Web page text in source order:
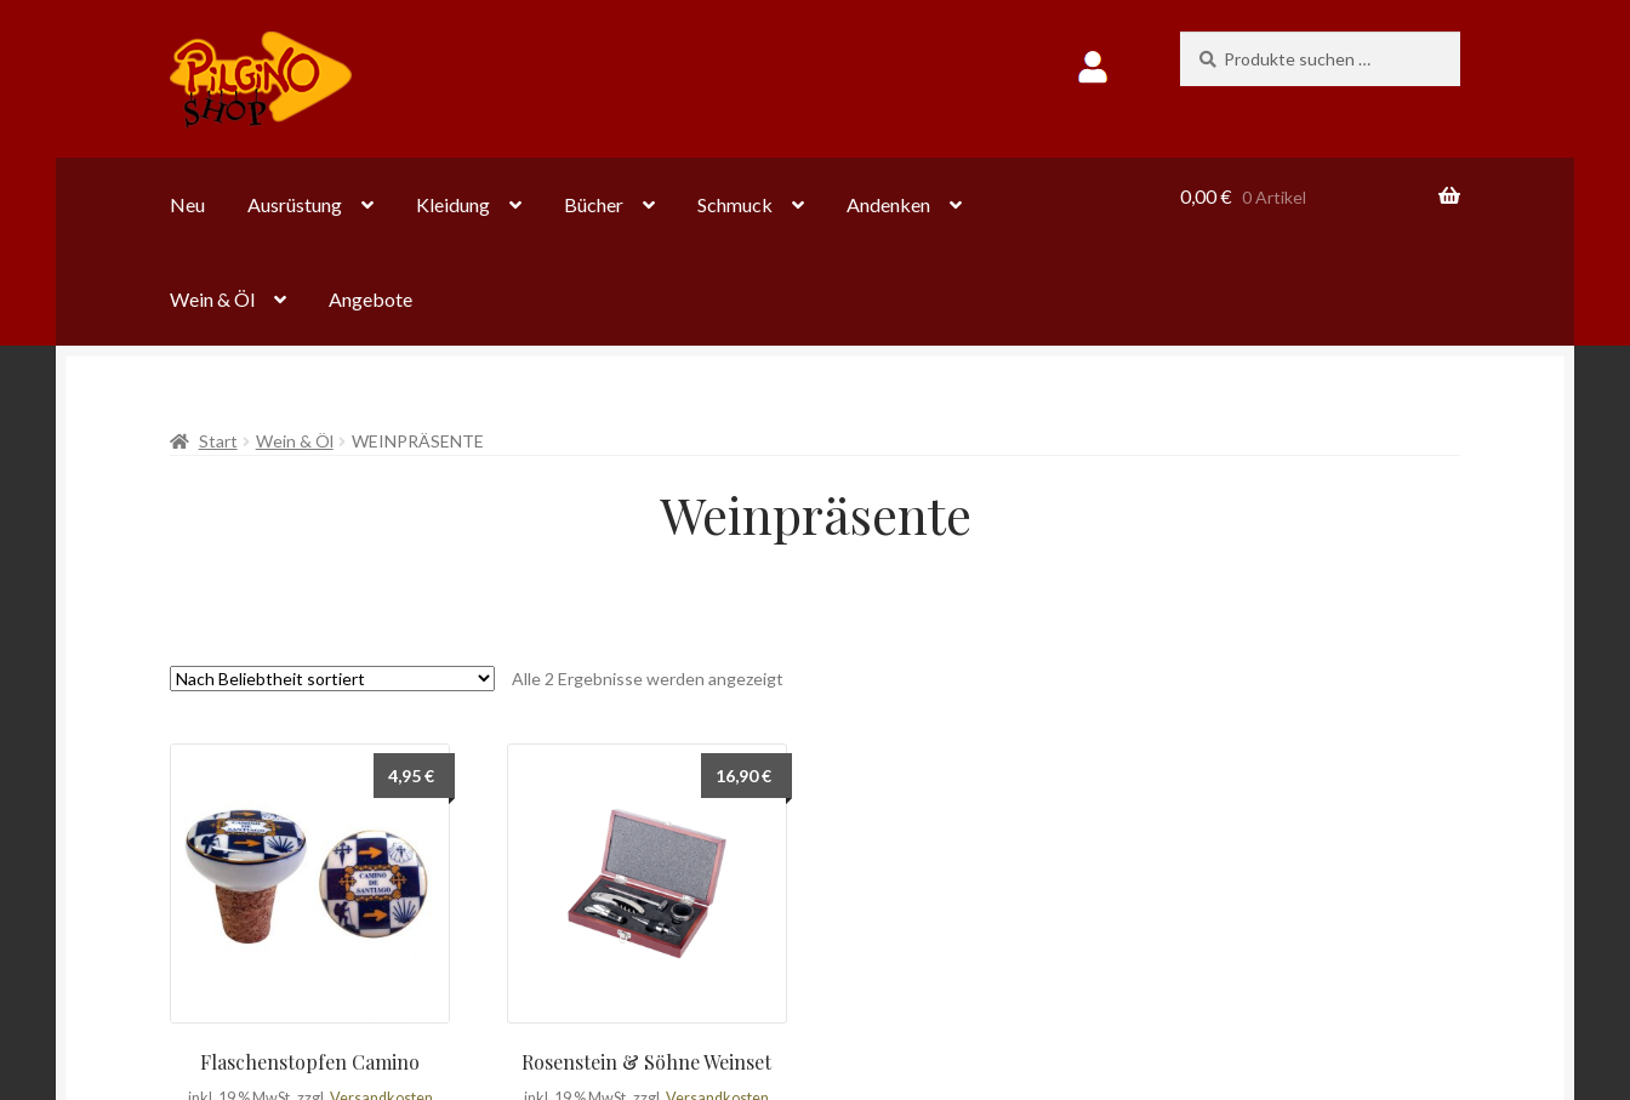
Zur
Navigation
springen
Zum
Inhalt
springen
nach:
Neu Ausrüstung Kleidung Bücher Schmuck Andenken
Wein & Öl Angebote
0,00€ 0 Artikel
Start Wein & Öl WEINPRÄSENTE
Weinpräsente
Alle 2 Ergebnisse werden angezeigt
Flaschenstopfen Camino
4,95€
Rosenstein & Söhne Weinset
16,90€